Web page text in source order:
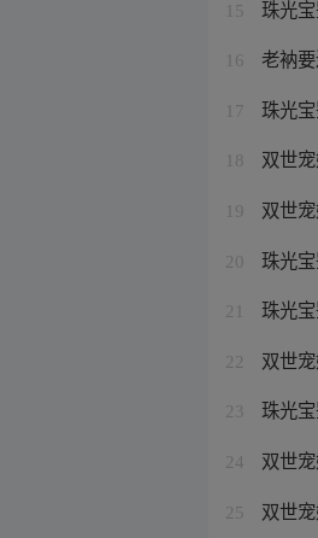
15 珠光
16 老衲
17 珠光
18 双世
19 双世
20 珠光
21 珠光
22 双世
23 珠光
24 双世
25 双世